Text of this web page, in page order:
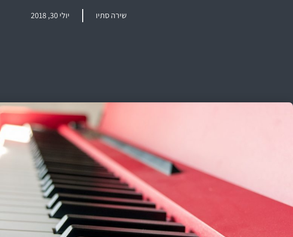
שירה סתיו יולי 30, 2018